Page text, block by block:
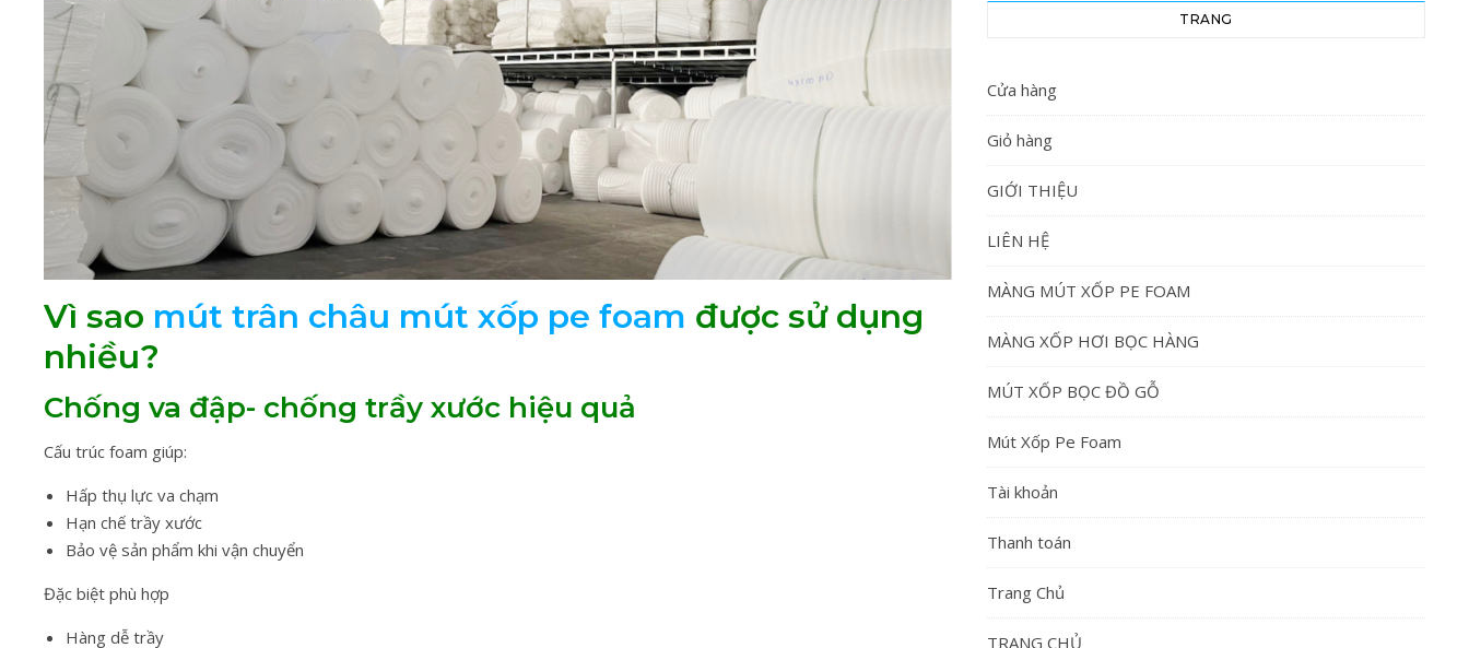
Vì sao mút trân châu mút xốp pe foam được sử dụng
nhiều?
Chống va đập- chống trầy xước hiệu quả
Cấu trúc foam giúp:
Hấp thụ lực va chạm
Hạn chế trầy xước
Bảo vệ sản phẩm khi vận chuyển
Đặc biệt phù hợp
Hàng dễ trầy
TRANG
Cửa hàng
Giỏ hàng
GIỚI THIỆU
LIÊN HỆ
MÀNG MÚT XỐP PE FOAM
MÀNG XỐP HƠI BỌC HÀNG
MÚT XỐP BỌC ĐỒ GỖ
Mút Xốp Pe Foam
Tài khoản
Thanh toán
Trang Chủ
TRANG CHỦ